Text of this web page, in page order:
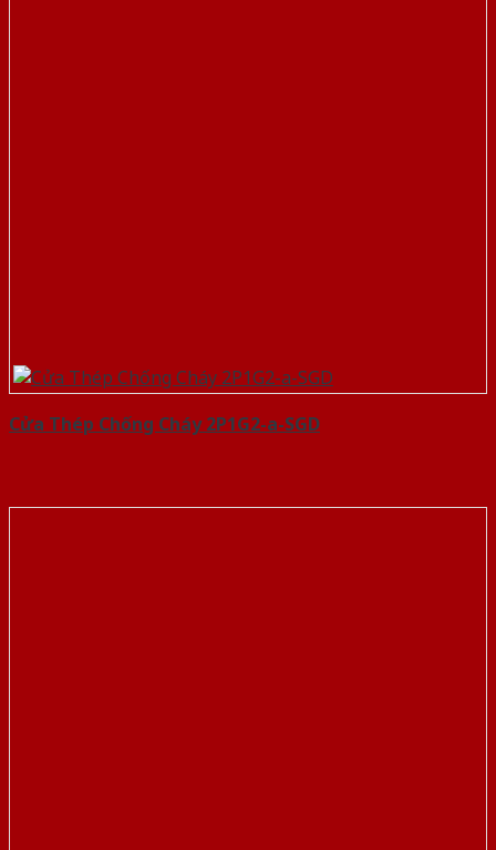
Cửa Thép Chống Cháy 2P1G2-a-SGD